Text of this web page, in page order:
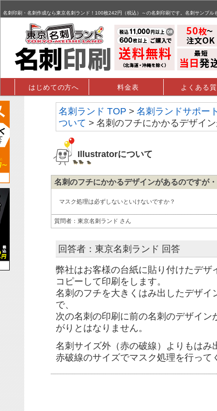
名刺印刷・名刺作成なら東京名刺ランド！100枚242円（税込）～の名刺印刷です。名刺サンプル
はじめての方へ 料金表 よくある
名刺ランド TOP > 名刺ランドサポー
ついて > 名刺のフチにかかるデザイ
Illustratorについて
名刺のフチにかかるデザインがあるのですが
質問者：東京名刺ランド さん
マスク処理は必ずしないといけないですか？
回答者：東京名刺ランド 回答
弊社はお客様の台紙に貼り付けたデザ
コピーして印刷をします。
名刺のフチを大きくはみ出したデザイ
で、
次の名刺の印刷に前の名刺のデザイン
がりとはなりません。
名刺サイズ外（赤の破線）よりもはみ
赤破線のサイズでマスク処理を行って